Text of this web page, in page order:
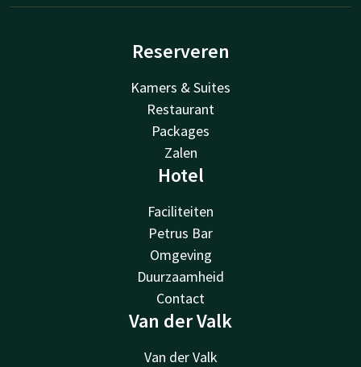
Reserveren
Kamers & Suites
Restaurant
Packages
Zalen
Hotel
Faciliteiten
Petrus Bar
Omgeving
Duurzaamheid
Contact
Van der Valk
Van der Valk